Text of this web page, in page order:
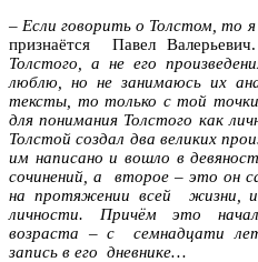
– Если говорить о Толстом, то
признаётся Павел
Толстого, а не его
люблю, но не занимаюсь их
тексты, то только с той
для понимания Толстого как
Толстой создал два великих
им написано и вошло в
сочинений, а второе – это он
на протяжении всей жизни,
личности. Причём это
возраста – с семнадцати
запись в его дневнике…